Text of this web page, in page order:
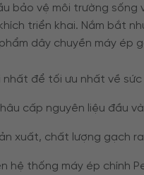
bảo vệ môi trường
triển khai. Nắm bắt
dây chuyền máy
để tối ưu nhất về
cấp nguyên liệu đầu
xuất, chất lượng gạch
hệ thống máy ép chính